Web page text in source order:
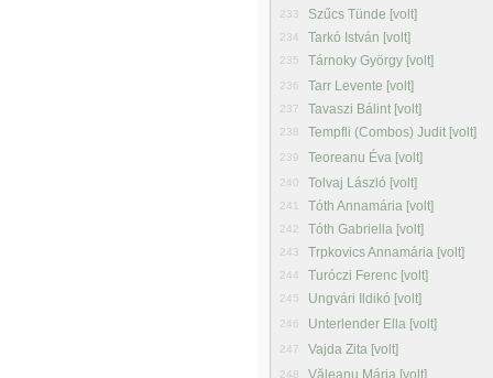
233 Szűcs Tünde [volt]
234 Tarkó István [volt]
235 Tárnoky György [volt]
236 Tarr Levente [volt]
237 Tavaszi Bálint [volt]
238 Tempfli (Combos) Judit [volt]
239 Teoreanu Éva [volt]
240 Tolvaj László [volt]
241 Tóth Annamária [volt]
242 Tóth Gabriella [volt]
243 Trpkovics Annamária [volt]
244 Turóczi Ferenc [volt]
245 Ungvári Ildikó [volt]
246 Unterlender Ella [volt]
247 Vajda Zita [volt]
248 Văleanu Mária [volt]